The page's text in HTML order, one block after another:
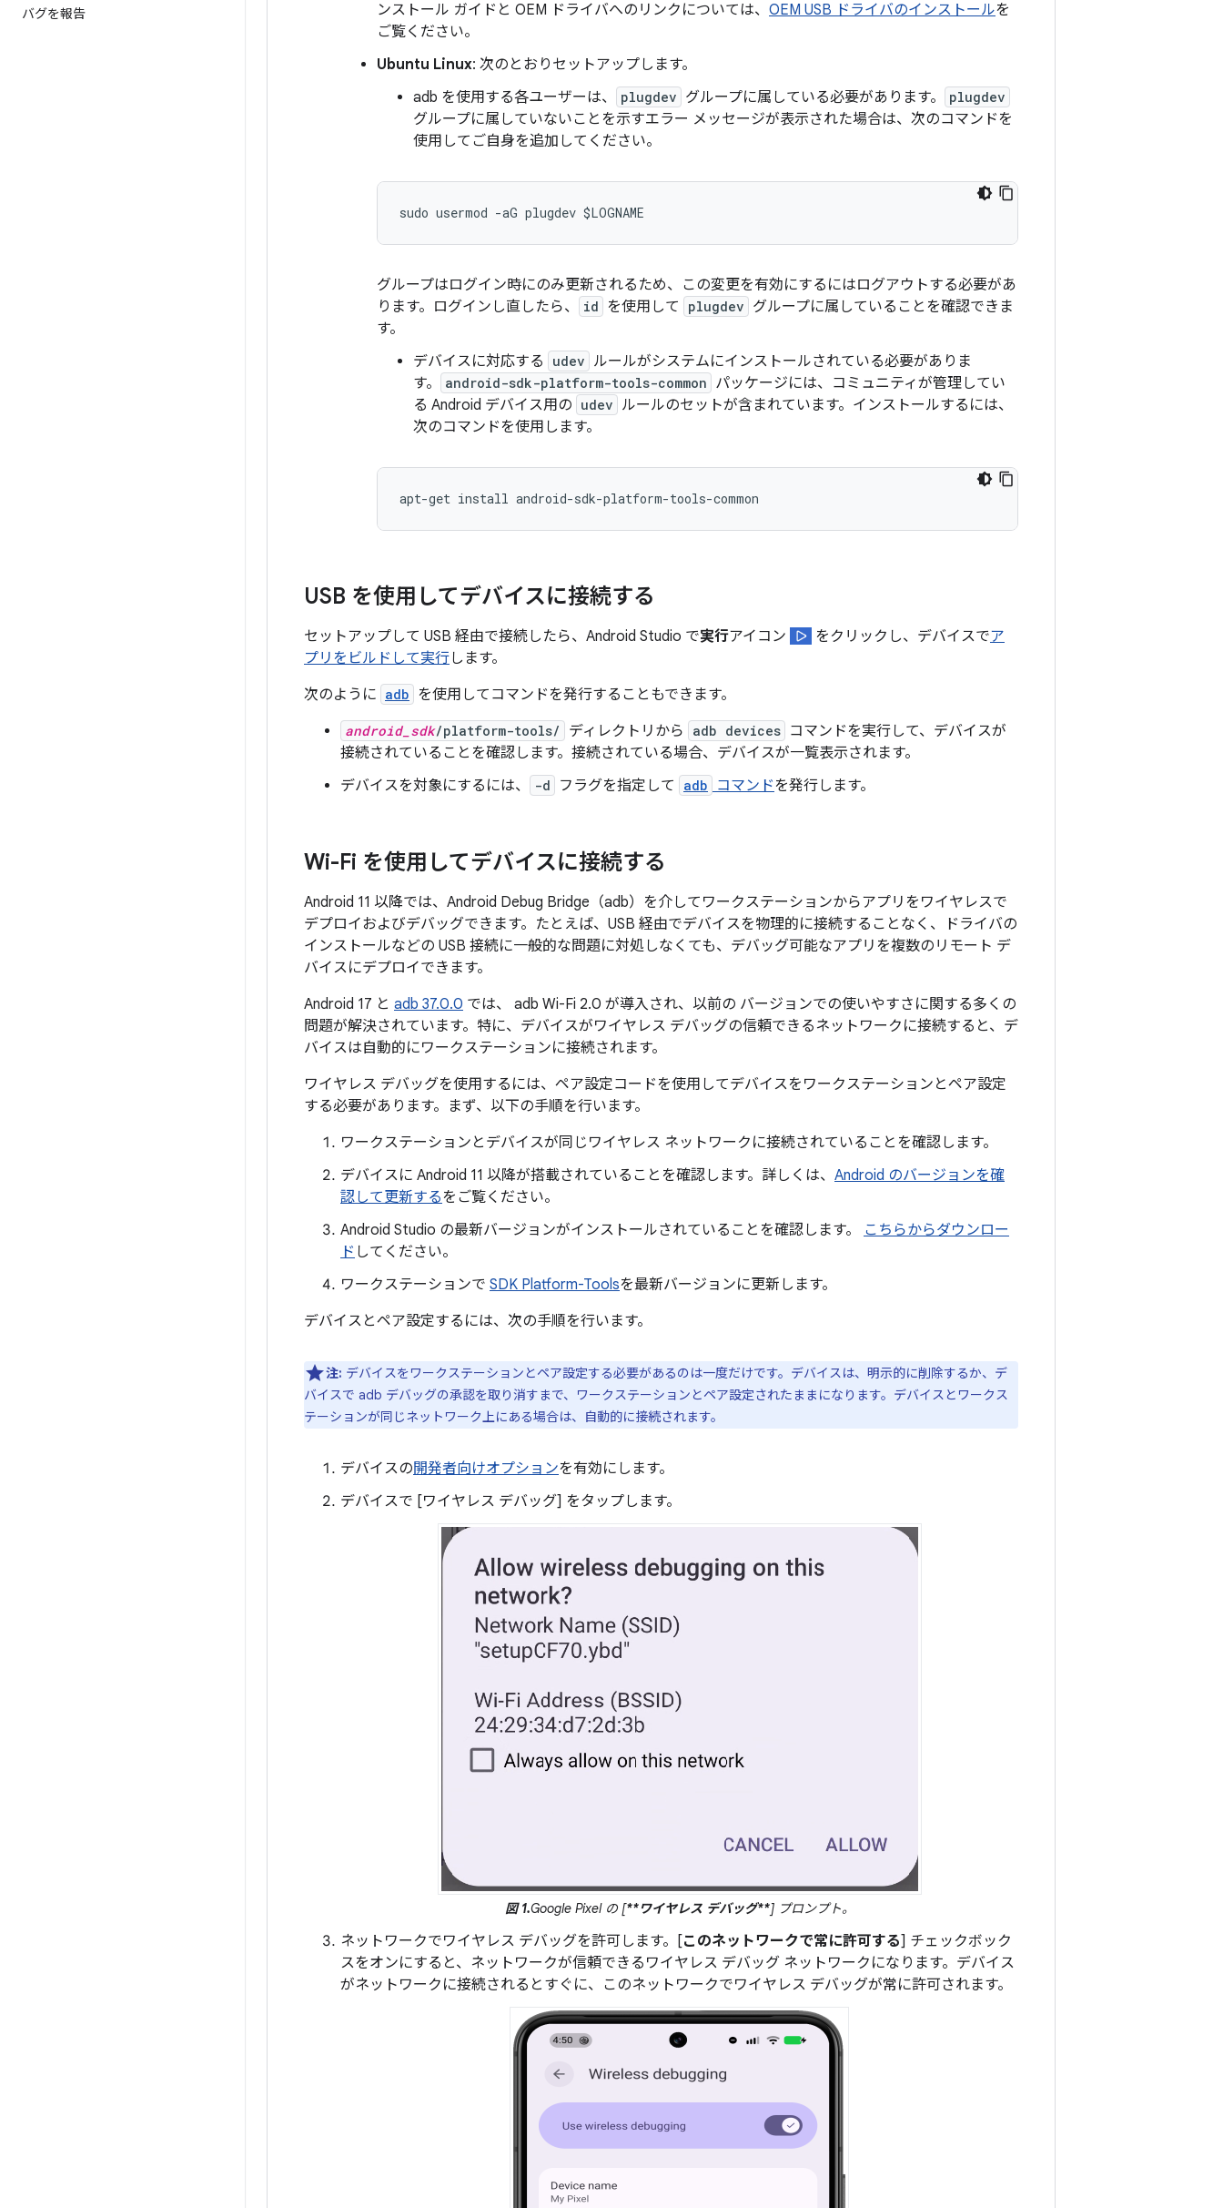
バグを報告
ンストール ガイドと OEM ドライバへのリンクについては、 OEM USB ドライバのインストールを
ご覧ください。
Ubuntu Linux: 次のとおりセットアップします。
adb を使用する各ユーザーは、
plugdev グループに属している必要があります。 plugdev
グループに属していないことを示すエラー メッセージが表示された場合は、次のコマンドを
使用してご自身を追加してください。
グループはログイン時にのみ更新されるため、この変更を有効にするにはログアウトする必要があ
ります。ログインし直したら、
id を使用して plugdev グループに属していることを確認できま
す。
デバイスに対応する
udev ルールがシステムにインストールされている必要がありま
す。
android-sdk-platform-tools-common パッケージには、コミュニティが管理してい
る Android デバイス用の udev ルールのセットが含まれています。インストールするには、
次のコマンドを使用します。
USB を使用してデバイスに接続する
セットアップして USB 経由で接続したら、Android Studio で実行アイコン をクリックし、デバイスでア
プリをビルドして実行します。
次のように adb を使用してコマンドを発行することもできます。
android_sdk/platform-tools/ ディレクトリから adb devices コマンドを実行して、デバイスが
接続されていることを確認します。接続されている場合、デバイスが一覧表示されます。
デバイスを対象にするには、
-d フラグを指定して adb コマンドを発行します。
Wi-Fi を使用してデバイスに接続する
Android 11 以降では、Android Debug Bridge（adb）を介してワークステーションからアプリをワイヤレスで
デプロイおよびデバッグできます。たとえば、USB 経由でデバイスを物理的に接続することなく、ドライバの
インストールなどの USB 接続に一般的な問題に対処しなくても、デバッグ可能なアプリを複数のリモート デ
バイスにデプロイできます。
Android 17 と adb 37.0.0 では、 adb Wi-Fi 2.0 が導入され、以前の バージョンでの使いやすさに関する多くの
問題が解決されています。特に、デバイスがワイヤレス デバッグの信頼できるネットワークに接続すると、デ
バイスは自動的にワークステーションに接続されます。
ワイヤレス デバッグを使用するには、ペア設定コードを使用してデバイスをワークステーションとペア設定
する必要があります。まず、以下の手順を行います。
ワークステーションとデバイスが同じワイヤレス ネットワークに接続されていることを確認します。
デバイスに Android 11 以降が搭載されていることを確認します。詳しくは、 Android のバージョンを確
認して更新するをご覧ください。
Android Studio の最新バージョンがインストールされていることを確認します。 こちらからダウンロー
ド してください。
ワークステーションで SDK Platform-Toolsを最新バージョンに更新します。
デバイスとペア設定するには、次の手順を行います。
注: デバイスをワークステーションとペア設定する必要があるのは一度だけです。デバイスは、明示的に削除するか、デ
バイスで adb デバッグの承認を取り消すまで、ワークステーションとペア設定されたままになります。デバイスとワークス
テーションが同じネットワーク上にある場合は、自動的に接続されます。
デバイスの開発者向けオプションを有効にします。
デバイスで [ワイヤレス デバッグ] をタップします。
図 1.Google Pixel の [**ワイヤレス デバッグ**] プロンプト。
ネットワークでワイヤレス デバッグを許可します。[このネットワークで常に許可する] チェックボック
スをオンにすると、ネットワークが信頼できるワイヤレス デバッグ ネットワークになります。デバイス
がネットワークに接続されるとすぐに、このネットワークでワイヤレス デバッグが常に許可されます。